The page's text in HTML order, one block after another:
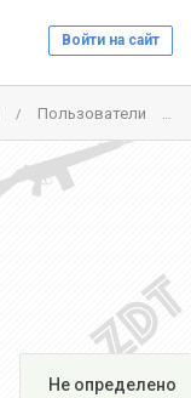
Войти на сайт
/ Пользователи
️ Не определено